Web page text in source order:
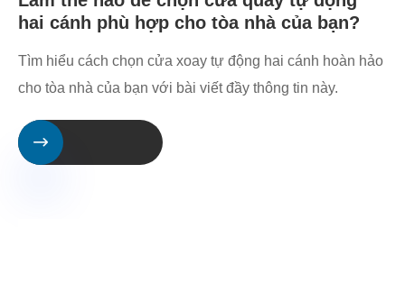
hai cánh phù hợp cho tòa nhà của bạn?
Tìm hiểu cách chọn cửa xoay tự động hai cánh hoàn hảo
cho tòa nhà của bạn với bài viết đầy thông tin này.
